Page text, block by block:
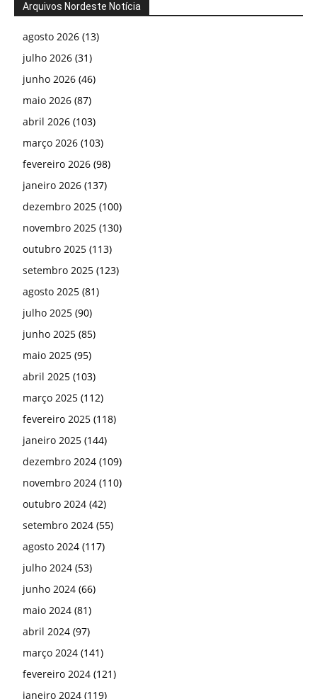
Arquivos Nordeste Notícia
agosto 2026 (13)
julho 2026 (31)
junho 2026 (46)
maio 2026 (87)
abril 2026 (103)
março 2026 (103)
fevereiro 2026 (98)
janeiro 2026 (137)
dezembro 2025 (100)
novembro 2025 (130)
outubro 2025 (113)
setembro 2025 (123)
agosto 2025 (81)
julho 2025 (90)
junho 2025 (85)
maio 2025 (95)
abril 2025 (103)
março 2025 (112)
fevereiro 2025 (118)
janeiro 2025 (144)
dezembro 2024 (109)
novembro 2024 (110)
outubro 2024 (42)
setembro 2024 (55)
agosto 2024 (117)
julho 2024 (53)
junho 2024 (66)
maio 2024 (81)
abril 2024 (97)
março 2024 (141)
fevereiro 2024 (121)
janeiro 2024 (119)